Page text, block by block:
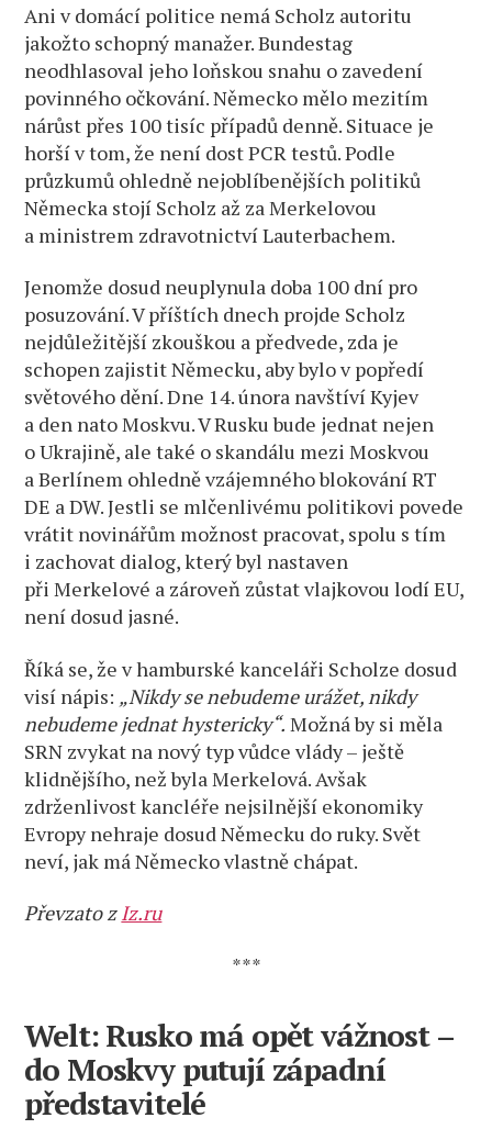
Ani v domácí politice nemá Scholz autoritu
jakožto schopný manažer. Bundestag
neodhlasoval jeho loňskou snahu o zavedení
povinného očkování. Německo mělo mezitím
nárůst přes 100 tisíc případů denně. Situace je
horší v tom, že není dost PCR testů. Podle
průzkumů ohledně nejoblíbenějších politiků
Německa stojí Scholz až za Merkelovou
a ministrem zdravotnictví Lauterbachem.
Jenomže dosud neuplynula doba 100 dní pro
posuzování. V příštích dnech projde Scholz
nejdůležitější zkouškou a předvede, zda je
schopen zajistit Německu, aby bylo v popředí
světového dění. Dne 14. února navštíví Kyjev
a den nato Moskvu. V Rusku bude jednat nejen
o Ukrajině, ale také o skandálu mezi Moskvou
a Berlínem ohledně vzájemného blokování RT
DE a DW. Jestli se mlčenlivému politikovi povede
vrátit novinářům možnost pracovat, spolu s tím
i zachovat dialog, který byl nastaven
při Merkelové a zároveň zůstat vlajkovou lodí EU,
není dosud jasné.
Říká se, že v hamburské kanceláři Scholze dosud
visí nápis: „Nikdy se nebudeme urážet, nikdy
nebudeme jednat hystericky“. Možná by si měla
SRN zvykat na nový typ vůdce vlády – ještě
klidnějšího, než byla Merkelová. Avšak
zdrženlivost kancléře nejsilnější ekonomiky
Evropy nehraje dosud Německu do ruky. Svět
neví, jak má Německo vlastně chápat.
Převzato zIz.ru
***
Welt: Rusko má opět vážnost –
do Moskvy putují západní
představitelé